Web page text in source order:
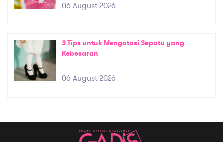
06 August 2026
3 Tips untuk Mengatasi Sepatu yang
Kebesaran
06 August 2026